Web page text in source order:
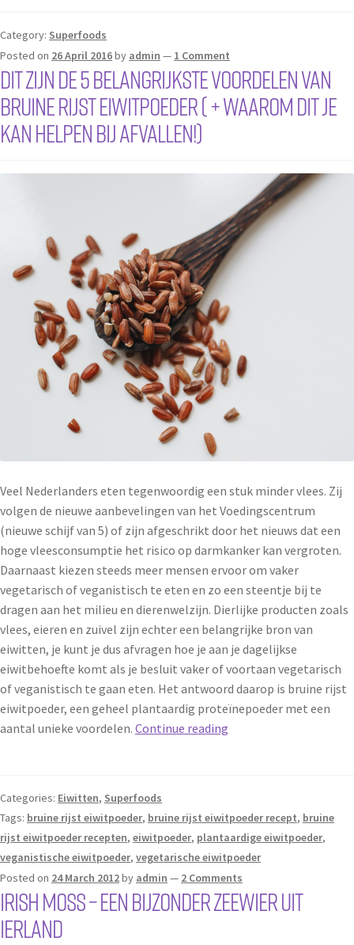
Category: Superfoods
Posted on 26 April 2016by admin — 1 Comment
DIT zijn de 5 belangrijkste voordelen van
bruine rijst eiwitpoeder ( + waarom dit je
kan helpen bij afvallen!)
Veel Nederlanders eten tegenwoordig een stuk minder vlees. Zij
volgen de nieuwe aanbevelingen van het Voedingscentrum
(nieuwe schijf van 5) of zijn afgeschrikt door het nieuws dat een
hoge vleesconsumptie het risico op darmkanker kan vergroten.
Daarnaast kiezen steeds meer mensen ervoor om vaker
vegetarisch of veganistisch te eten en zo een steentje bij te
dragen aan het milieu en dierenwelzijn. Dierlijke producten zoals
vlees, eieren en zuivel zijn echter een belangrijke bron van
eiwitten, je kunt je dus afvragen hoe je aan je dagelijkse
eiwitbehoefte komt als je besluit vaker of voortaan vegetarisch
of veganistisch te gaan eten. Het antwoord daarop is bruine rijst
eiwitpoeder, een geheel plantaardig proteïnepoeder met een
aantal unieke voordelen. Continue reading
Categories: Eiwitten, Superfoods
Tags: bruine rijst eiwitpoeder, bruine rijst eiwitpoeder recept, bruine
rijst eiwitpoeder recepten, eiwitpoeder, plantaardige eiwitpoeder,
veganistische eiwitpoeder, vegetarische eiwitpoeder
Posted on 24 March 2012by admin — 2 Comments
Irish Moss – een bijzonder zeewier uit
Ierland